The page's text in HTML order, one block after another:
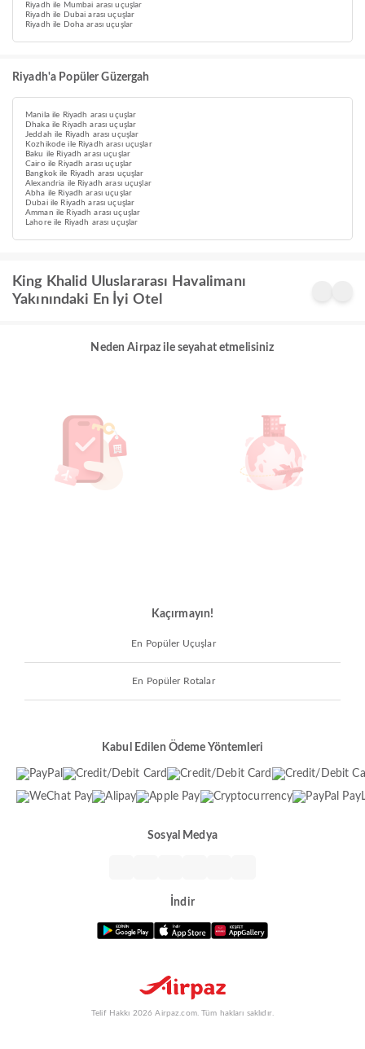
Riyadh ile Mumbai arası uçuşlar
Riyadh ile Dubai arası uçuşlar
Riyadh ile Doha arası uçuşlar
Riyadh'a Popüler Güzergah
Manila ile Riyadh arası uçuşlar
Dhaka ile Riyadh arası uçuşlar
Jeddah ile Riyadh arası uçuşlar
Kozhikode ile Riyadh arası uçuşlar
Baku ile Riyadh arası uçuşlar
Cairo ile Riyadh arası uçuşlar
Bangkok ile Riyadh arası uçuşlar
Alexandria ile Riyadh arası uçuşlar
Abha ile Riyadh arası uçuşlar
Dubai ile Riyadh arası uçuşlar
Amman ile Riyadh arası uçuşlar
Lahore ile Riyadh arası uçuşlar
King Khalid Uluslararası Havalimanı
Yakınındaki En İyi Otel
Neden Airpaz ile seyahat etmelisiniz
Kaçırmayın!
En Popüler Uçuşlar
En Popüler Rotalar
Kabul Edilen Ödeme Yöntemleri
Sosyal Medya
İndir
Telif Hakkı 2026 Airpaz.com. Tüm hakları saklıdır.